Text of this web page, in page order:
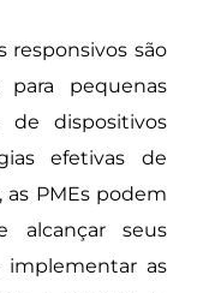
responsivos são
para pequenas
dispositivos
efetivas de
PMEs podem
alcançar seus
as